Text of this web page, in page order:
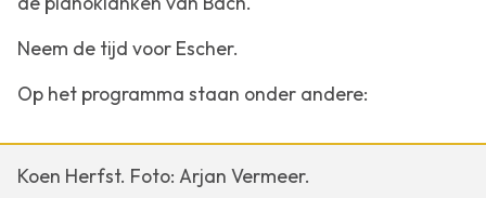
Neem de tijd voor Escher.
Op het programma staan onder andere:
Koen Herfst. Foto: Arjan Vermeer.